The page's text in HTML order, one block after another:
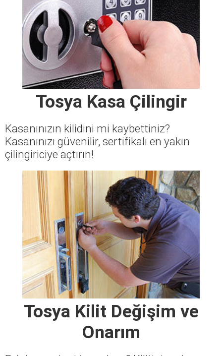
Tosya Kasa Çilingir
Kasanınızın kilidini mi kaybettiniz?
Kasanınızı güvenilir, sertifikalı en yakın
çilingiriciye açtırın!
Tosya Kilit Değişim ve
Onarım